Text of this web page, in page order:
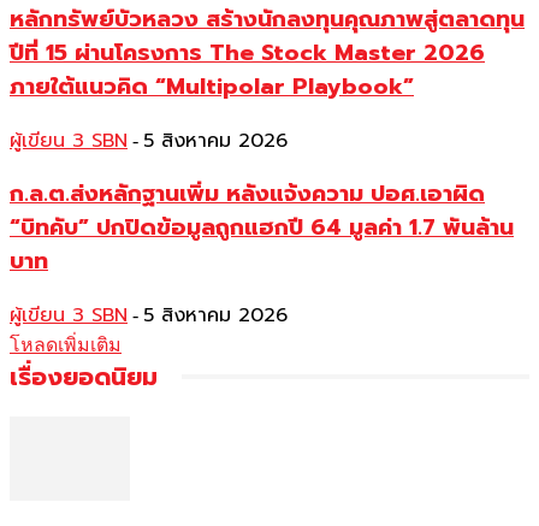
หลักทรัพย์บัวหลวง สร้างนักลงทุนคุณภาพสู่ตลาดทุน
ปีที่ 15 ผ่านโครงการ The Stock Master 2026
ภายใต้แนวคิด “Multipolar Playbook”
ผู้เขียน 3 SBN - 5 สิงหาคม 2026
ก.ล.ต.ส่งหลักฐานเพิ่ม หลังแจ้งความ ปอศ.เอาผิด
“บิทคับ” ปกปิดข้อมูลถูกแฮกปี 64 มูลค่า 1.7 พันล้าน
บาท
ผู้เขียน 3 SBN - 5 สิงหาคม 2026
โหลดเพิ่มเติม
เรื่องยอดนิยม